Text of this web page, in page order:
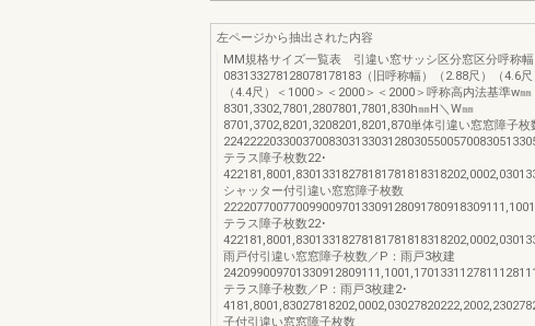
左ページから抽出された内容
MM規格サイズ一覧表 引違い窓サッシ区分窓区分呼称幅
083133278128078178183（旧呼称幅）（2.88尺）（4.6尺
（4.4尺）＜1000＞＜2000＞＜2000＞呼称高内法基準w㎜
8301,3302,7801,2807801,7801,830h㎜H＼W㎜
8701,3702,8201,3208201,8201,870単体引違い窓窓障子枚
テラス障子枚数22･
シャッター付引違い窓窓障子枚数
テラス障子枚数22･
雨戸付引違い窓窓障子枚数／P：雨戸3枚建
テラス障子枚数／P：雨戸3枚建2･
子付引違い窓窓障子枚数